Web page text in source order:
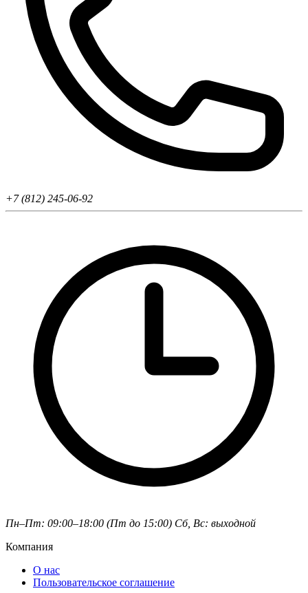
+7 (812) 245-06-92
Пн–Пт: 09:00–18:00 (Пт до 15:00) Сб, Вс: выходной
Компания
О нас
Пользовательское соглашение